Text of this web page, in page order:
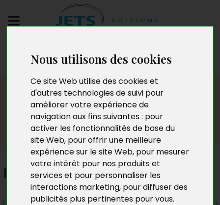
Nous utilisons des cookies
Ce site Web utilise des cookies et
d'autres technologies de suivi pour
améliorer votre expérience de
navigation aux fins suivantes : pour
activer les fonctionnalités de base du
site Web, pour offrir une meilleure
expérience sur le site Web, pour mesurer
votre intérêt pour nos produits et
services et pour personnaliser les
interactions marketing, pour diffuser des
publicités plus pertinentes pour vous.
manuscrit
Presse
Purgatoire